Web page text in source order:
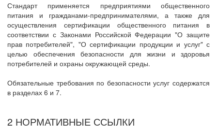
Стандарт применяется предприятиями общественного
питания и гражданами-предпринимателями, а также для
осуществления сертификации общественного питания в
соответствии с Законами Российской Федерации "О защите
прав потребителей", "О сертификации продукции и услуг" с
целью обеспечения безопасности для жизни и здоровья
потребителей и охраны окружающей среды.
Обязательные требования по безопасности услуг содержатся
в разделах 6 и 7.
2 НОРМАТИВНЫЕ ССЫЛКИ